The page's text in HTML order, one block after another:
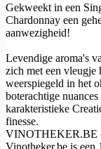
Gekweekt in een
Chardonnay een
aanwezigheid!
Levendige aroma's
zich met een vleugje
weerspiegeld in het
boterachtige
karakteristieke
finesse.
VINOTHEKER.BE
Vinotheker.be is